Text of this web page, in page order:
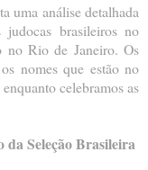
uma análise detalhada
judocas brasileiros no
no Rio de Janeiro. Os
nomes que estão no
celebramos as
Seleção Brasileira